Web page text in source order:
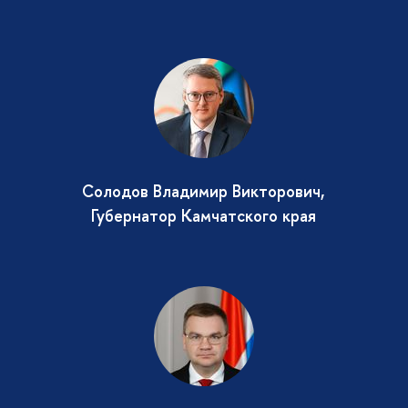
Солодов Владимир Викторович,
Губернатор Камчатского края